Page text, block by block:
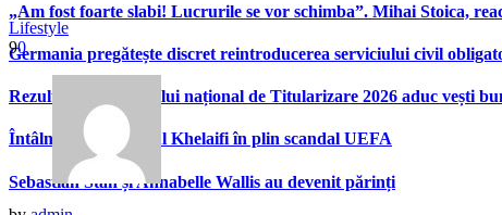
„Am fost foarte slabi! Lucrurile se vor schimba”. Mihai Stoica,
Germania pregătește discret reintroducerea serviciului civil
Rezultatele examenului național de Titularizare 2026 aduc vești
Întâlnire Ceferin – Al Khelaifi în plin scandal UEFA
Sebastian Stan și Annabelle Wallis au devenit părinți
Lifestyle
90